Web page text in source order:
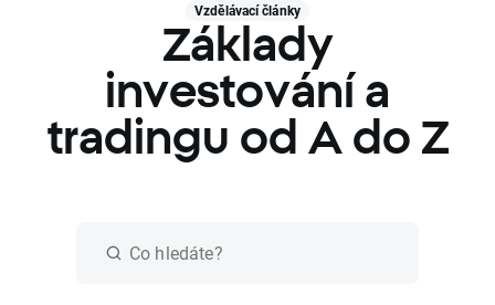
Vzdělávací články
Základy
investování a
tradingu od A do Z